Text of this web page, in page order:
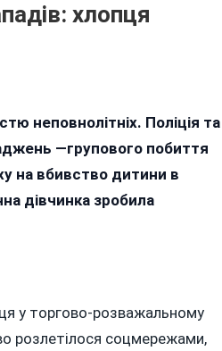
хлопця
неповнолітніх. Поліція та
—групового побиття
на вбивство дитини в
дівчинка зробила
у торгово-розважальному
розлетілося соцмережами,